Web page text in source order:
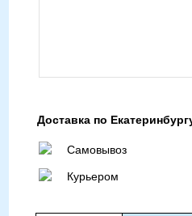
Доставка по
Самовывоз
Курьером